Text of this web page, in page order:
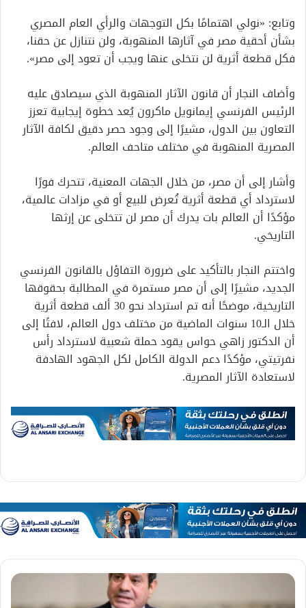
وتابع: «نولي اهتمامًا بكل التوجهات والرأي العام المصري
بشأن أحقية مصر في آثارها المنهوبة، ولن نتنازل عن حقنا،
فكل قطعة أثرية لن نتخلى عنها ويجب أن تعود إلى مصر».
وأضاف النجار أن قانون الآثار المنهوبة الذي سيصادق عليه
الرئيس الفرنسي إيمانويل ماكرون يُعد خطوة إيجابية تعزز
التعاون بين الدول، مشيرًا إلى وجود حصر دقيق لكافة الآثار
المصرية المنهوبة في مختلف متاحف العالم.
وأشار إلى أن مصر، من خلال الجهات المعنية، تتحرك فورًا
لاسترداد أي قطعة أثرية تُعرض للبيع أو في مزادات عالمية،
مؤكدًا أن العالم بات يدرك أن مصر لن تتخلى عن إرثها
التاريخي.
واختتم النجار بالتأكيد على ضرورة التفاؤل بالقانون الفرنسي
الجديد، مشيرًا إلى أن مصر مستمرة في المطالبة بحقوقها
التاريخية، موضحًا أنه تم استرداد نحو 30 ألف قطعة أثرية
خلال الـ10 سنوات الماضية من مختلف دول العالم، لافتًا إلى
أن الدكتور زاهي حواس يقود حملة شعبية لاسترداد رأس
نفرتيتي، مؤكدًا دعم الدولة الكامل لكل الجهود الهادفة
لاستعادة الآثار المصرية.